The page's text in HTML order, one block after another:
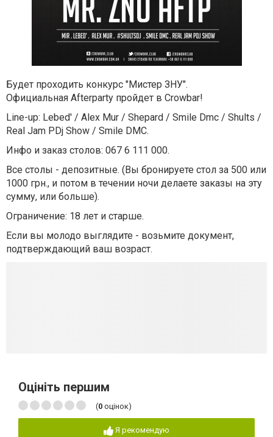
Будет проходить конкурс "Мистер ЗНУ".
Официальная Afterparty пройдет в Crowbar!
Line-up: Lebed' / Alex Mur / Shepard / Smile Dmc / Shults /
Real Jam PDj Show / Smile DMC.
Инфо и заказ столов: 067 6 111 000.
Все столы - депозитные. (Вы бронируете стол за 500 или
1000 грн., и потом в течении ночи делаете заказы на эту
сумму, или больше).
Ограничение: 18 лет и старше.
Если вы молодо выглядите - возьмите документ,
подтверждающий ваш возраст.
Оцініть першим
(0 оцінок)
Я рекомендую